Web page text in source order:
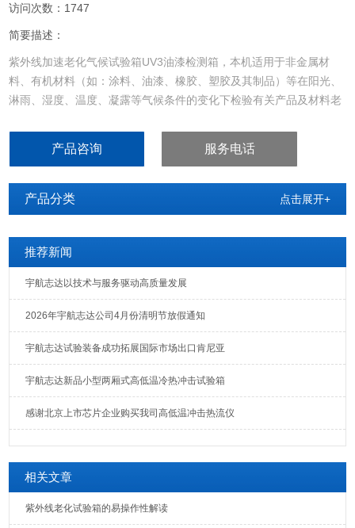
访问次数：1747
简要描述：
紫外线加速老化气候试验箱UV3油漆检测箱，本机适用于非金属材
料、有机材料（如：涂料、油漆、橡胶、塑胶及其制品）等在阳光、
淋雨、湿度、温度、凝露等气候条件的变化下检验有关产品及材料老
产品咨询 服务电话
产品分类 点击展开+
推荐新闻
宇航志达以技术与服务驱动高质量发展
2026年宇航志达公司4月份清明节放假通知
宇航志达试验装备成功拓展国际市场出口肯尼亚
宇航志达新品小型两厢式高低温冷热冲击试验箱
感谢北京上市芯片企业购买我司高低温冲击热流仪
相关文章
紫外线老化试验箱的易操作性解读